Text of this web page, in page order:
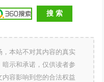
本站不对其内容的真实
示和承诺，仅供读者参
容影响到您的合法权益